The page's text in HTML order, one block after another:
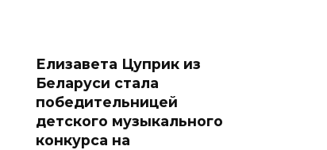
Елизавета Цуприк из
Беларуси стала
победительницей
детского музыкального
конкурса на